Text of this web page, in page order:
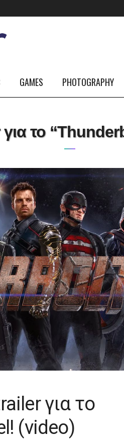
GAMES PHOTOGRAPHY
το
για το
(video)